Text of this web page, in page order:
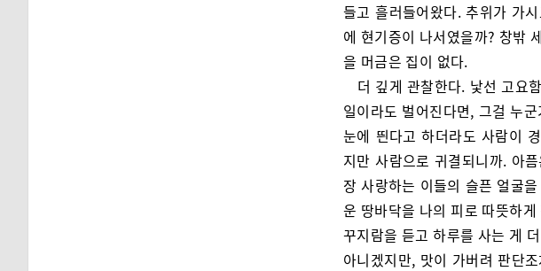
들고 흘러들어왔다. 추위가 가
에 현기증이 나서였을까? 창밖
을 머금은 집이 없다.
더 깊게 관찰한다. 낯선 고요
일이라도 벌어진다면, 그걸 누
눈에 띈다고 하더라도 사람이
지만 사람으로 귀결되니까. 아
장 사랑하는 이들의 슬픈 얼굴
운 땅바닥을 나의 피로 따뜻하
꾸지람을 듣고 하루를 사는 게
아니겠지만, 맛이 가버려 판단